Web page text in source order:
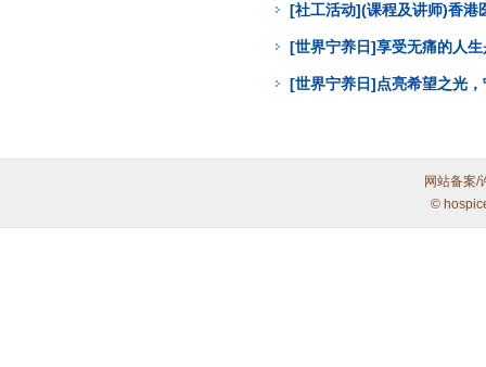
[社工活动](课程及讲师)香
[世界宁养日]享受无痛的人
[世界宁养日]点亮希望之光
网站备案/
©